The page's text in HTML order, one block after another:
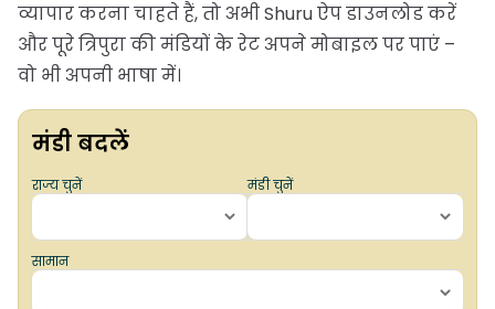
व्यापार करना चाहते हैं, तो अभी Shuru ऐप डाउनलोड करें
और पूरे त्रिपुरा की मंडियों के रेट अपने मोबाइल पर पाएं –
वो भी अपनी भाषा में।
मंडी बदलें
राज्य चुनें मंडी चुनें
सामान